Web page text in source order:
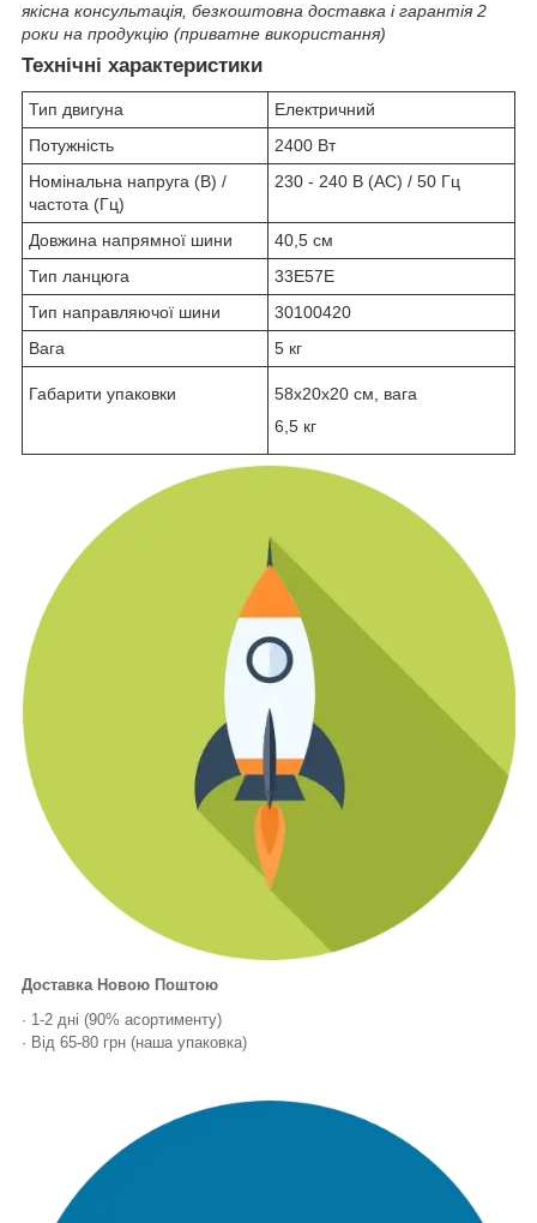
якісна консультація, безкоштовна доставка і гарантія 2
роки на продукцію (приватне використання)
Технічні характеристики
Тип двигуна
Електричний
Потужність
2400 Вт
Номінальна напруга (В) /
частота (Гц)
230 - 240 В (AC) / 50 Гц
Довжина напрямної шини
40,5 см
Тип ланцюга
33E57E
Тип направляючої шини
30100420
Вага
5 кг
Габарити упаковки
58х20х20 см, вага
6,5 кг
Доставка Новою Поштою
· 1-2 дні (90% асортименту)
· Від 65-80 грн (наша упаковка)